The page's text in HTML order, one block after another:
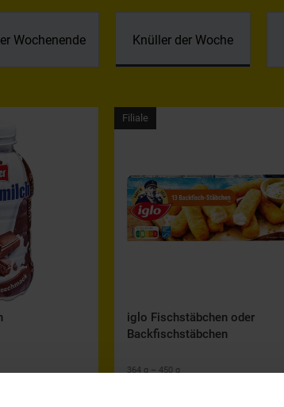
Wochenende Knüller der Woche
Filiale
iglo Fischstäbchen oder
Backfischstäbchen
364 g – 450 g